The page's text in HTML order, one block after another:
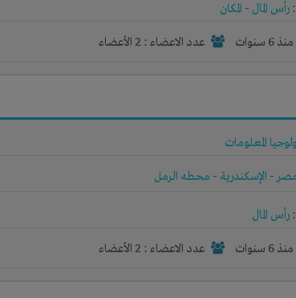
رأس المال - المكان
منذ 6 سنوات عدد الاعضاء : 2 الأعضاء
المعلومات
- الإسكندرية - محطه الرمل
رأس المال
منذ 6 سنوات عدد الاعضاء : 2 الأعضاء